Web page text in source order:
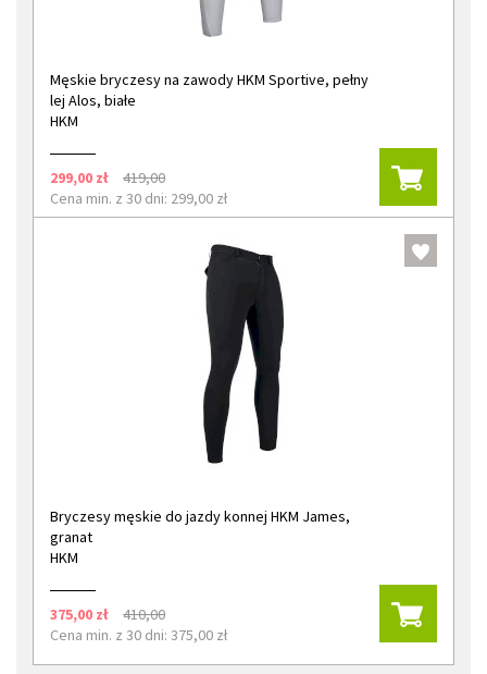
Męskie bryczesy na zawody HKM Sportive, pełny
lej Alos, białe
HKM
299,00 zł
419,00
Cena min. z 30 dni: 299,00 zł
Bryczesy męskie do jazdy konnej HKM James,
granat
HKM
375,00 zł
410,00
Cena min. z 30 dni: 375,00 zł